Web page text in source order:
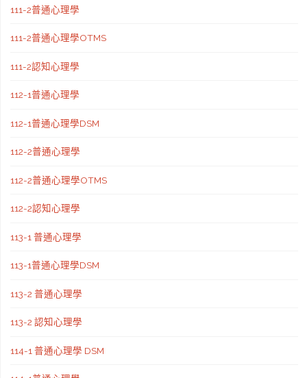
111-2普通心理學
111-2普通心理學OTMS
111-2認知心理學
112-1普通心理學
112-1普通心理學DSM
112-2普通心理學
112-2普通心理學OTMS
112-2認知心理學
113-1 普通心理學
113-1普通心理學DSM
113-2 普通心理學
113-2 認知心理學
114-1 普通心理學 DSM